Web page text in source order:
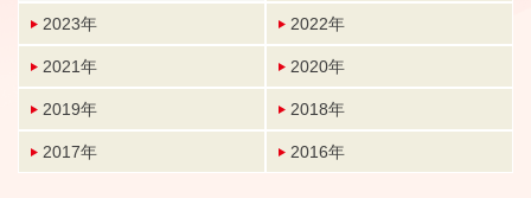
2023年 2022年
2021年 2020年
2019年 2018年
2017年 2016年